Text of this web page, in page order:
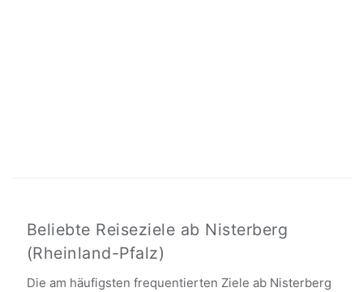
Beliebte Reiseziele ab Nisterberg
(Rheinland-Pfalz)
Die am häufigsten frequentierten Ziele ab Nisterberg